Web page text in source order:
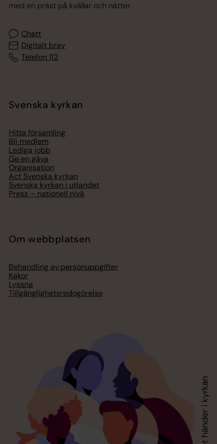
med en präst på kvällar och nätter.
Chatt
Digitalt brev
Telefon 112
Svenska kyrkan
Hitta församling
Bli medlem
Lediga jobb
Ge en gåva
Organisation
Act Svenska kyrkan
Svenska kyrkan i utlandet
Press – nationell nivå
Om webbplatsen
Behandling av personuppgifter
Kakor
Lyssna
Tillgänglighetsredogörelse